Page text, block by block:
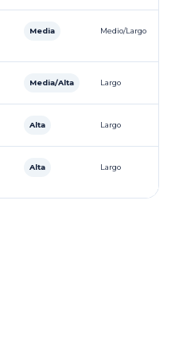
Media Medio/Largo
Media/Alta Largo
Alta Largo
Alta Largo